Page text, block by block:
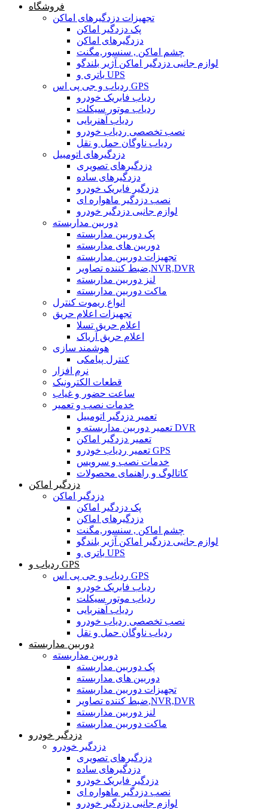
فروشگاه
تجهیزات دزدگیرهای اماکن
پک دزدگیر اماکن
دزدگیرهای اماکن
چشم اماکن , سنسور,مگنت
لوازم جانبی دزدگیر اماکن آژیر بلندگو
باتری و UPS
ردیاب و جی پی اس GPS
ردیاب فابریک خودرو
ردیاب موتور سیکلت
ردیاب آهنربایی
نصب تخصصی ردیاب خودرو
ردیاب ناوگان حمل و نقل
دزدگیرهای اتومبیل
دزدگیرهای تصویری
دزدگیرهای ساده
دزدگیر فابریک خودرو
نصب دزدگیر ماهواره ای
لوازم جانبی دزدگیر خودرو
دوربین مداربسته
پک دوربین مداربسته
دوربین های مداربسته
تجهیزات دوربین مداربسته
ضبط کننده تصاویر,NVR,DVR
لنز دوربین مداربسته
ماکت دوربین مداربسته
انواع ریموت کنترل
تجهیزات اعلام حریق
اعلام حریق تسلا
اعلام حریق آریاک
هوشمند سازی
کنترل پیامکی
نرم افزار
قطعات الکترونیک
ساعت حضور و غیاب
خدمات نصب و تعمیر
تعمیر دزدگیر اتومبیل
تعمیر دوربین مداربسته و DVR
تعمیر دزدگیر اماکن
تعمیر ردیاب خودرو GPS
خدمات نصب و سرویس
کاتالوگ و راهنمای محصولات
دزدگیر اماکن
دزدگیر اماکن
پک دزدگیر اماکن
دزدگیرهای اماکن
چشم اماکن , سنسور,مگنت
لوازم جانبی دزدگیر اماکن آژیر بلندگو
باتری و UPS
ردیاب و GPS
ردیاب و جی پی اس GPS
ردیاب فابریک خودرو
ردیاب موتور سیکلت
ردیاب آهنربایی
نصب تخصصی ردیاب خودرو
ردیاب ناوگان حمل و نقل
دوربین مداربسته
دوربین مداربسته
پک دوربین مداربسته
دوربین های مداربسته
تجهیزات دوربین مداربسته
ضبط کننده تصاویر,NVR,DVR
لنز دوربین مداربسته
ماکت دوربین مداربسته
دزدگیر خودرو
دزدگیر خودرو
دزدگیرهای تصویری
دزدگیرهای ساده
دزدگیر فابریک خودرو
نصب دزدگیر ماهواره ای
لوازم جانبی دزدگیر خودرو